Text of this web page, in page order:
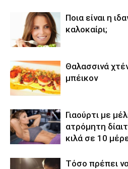
Ποια είναι η
καλοκαίρι;
Θαλασσινά
μπέικον
Γιαούρτι με
ατρόμητη
κιλά σε 10
Τόσο πρέπει